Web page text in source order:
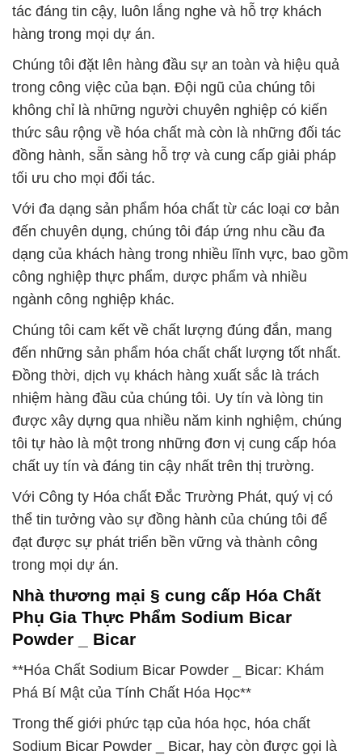
tác đáng tin cậy, luôn lắng nghe và hỗ trợ khách
hàng trong mọi dự án.
Chúng tôi đặt lên hàng đầu sự an toàn và hiệu quả
trong công việc của bạn. Đội ngũ của chúng tôi
không chỉ là những người chuyên nghiệp có kiến
thức sâu rộng về hóa chất mà còn là những đối tác
đồng hành, sẵn sàng hỗ trợ và cung cấp giải pháp
tối ưu cho mọi đối tác.
Với đa dạng sản phẩm hóa chất từ các loại cơ bản
đến chuyên dụng, chúng tôi đáp ứng nhu cầu đa
dạng của khách hàng trong nhiều lĩnh vực, bao gồm
công nghiệp thực phẩm, dược phẩm và nhiều
ngành công nghiệp khác.
Chúng tôi cam kết về chất lượng đúng đắn, mang
đến những sản phẩm hóa chất chất lượng tốt nhất.
Đồng thời, dịch vụ khách hàng xuất sắc là trách
nhiệm hàng đầu của chúng tôi. Uy tín và lòng tin
được xây dựng qua nhiều năm kinh nghiệm, chúng
tôi tự hào là một trong những đơn vị cung cấp hóa
chất uy tín và đáng tin cậy nhất trên thị trường.
Với Công ty Hóa chất Đắc Trường Phát, quý vị có
thể tin tưởng vào sự đồng hành của chúng tôi để
đạt được sự phát triển bền vững và thành công
trong mọi dự án.
Nhà thương mại § cung cấp Hóa Chất
Phụ Gia Thực Phẩm Sodium Bicar
Powder _ Bicar
**Hóa Chất Sodium Bicar Powder _ Bicar: Khám
Phá Bí Mật của Tính Chất Hóa Học**
Trong thế giới phức tạp của hóa học, hóa chất
Sodium Bicar Powder _ Bicar, hay còn được gọi là